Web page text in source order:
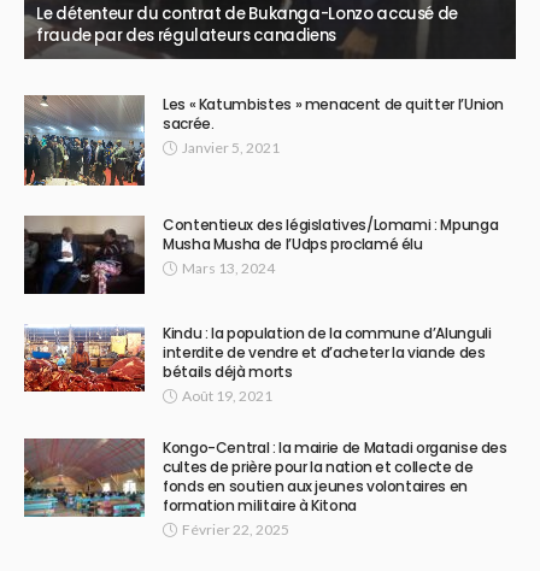
Le détenteur du contrat de Bukanga-Lonzo accusé de
fraude par des régulateurs canadiens
Les « Katumbistes » menacent de quitter l’Union
sacrée.
Janvier 5, 2021
Contentieux des législatives/Lomami : Mpunga
Musha Musha de l’Udps proclamé élu
Mars 13, 2024
Kindu : la population de la commune d’Alunguli
interdite de vendre et d’acheter la viande des
bétails déjà morts
Août 19, 2021
Kongo-Central : la mairie de Matadi organise des
cultes de prière pour la nation et collecte de
fonds en soutien aux jeunes volontaires en
formation militaire à Kitona
Février 22, 2025